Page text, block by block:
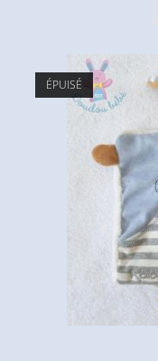
ÉPUISÉ